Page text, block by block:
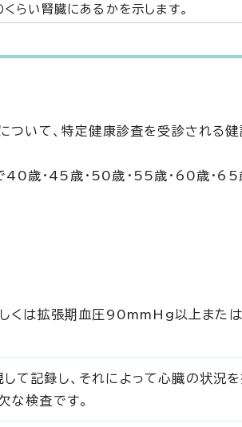
らい腎臓にあるかを示します。
いて、特定健康診査を受診される
40歳・45歳・50歳・55歳・60歳・
くは拡張期血圧90mmHg以上または
て記録し、それによって心臓の状況
な検査です。